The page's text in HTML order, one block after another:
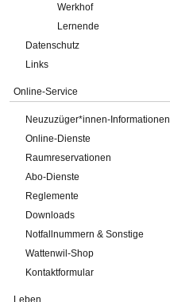
Werkhof
Lernende
Datenschutz
Links
Online-Service
Neuzuzüger*innen-Informationen
Online-Dienste
Raumreservationen
Abo-Dienste
Reglemente
Downloads
Notfallnummern & Sonstige
Wattenwil-Shop
Kontaktformular
Leben